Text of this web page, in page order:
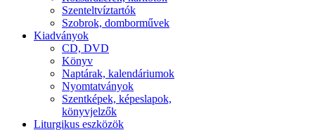
Szenteltvíztartók
Szobrok, domborművek
Kiadványok
CD, DVD
Könyv
Naptárak, kalendáriumok
Nyomtatványok
Szentképek, képeslapok,
könyvjelzők
Liturgikus eszközök